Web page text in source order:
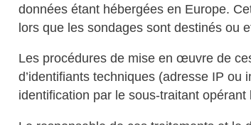
données étant hébergées en Europe.
lors que les sondages sont destinés ou
Les procédures de mise en œuvre de
d’identifiants techniques (adresse IP ou
identification par le sous-traitant opérant